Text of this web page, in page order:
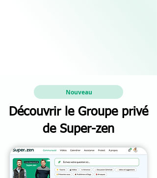
Nouveau
Découvrir le Groupe privé
de Super-zen